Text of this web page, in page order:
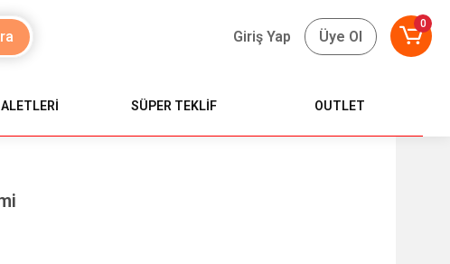
Giriş Yap Üye Ol
0
SÜPER TEKLİF OUTLET